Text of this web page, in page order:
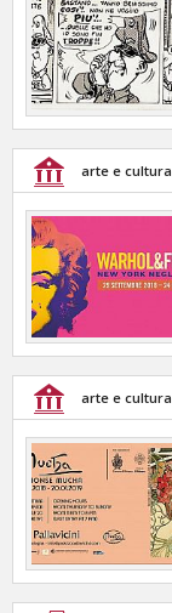
arte e cultura
arte e cultura